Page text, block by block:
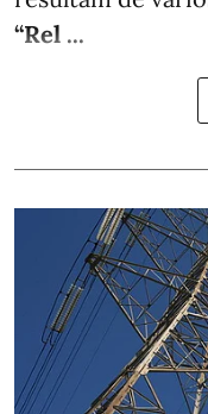
“Rel ...